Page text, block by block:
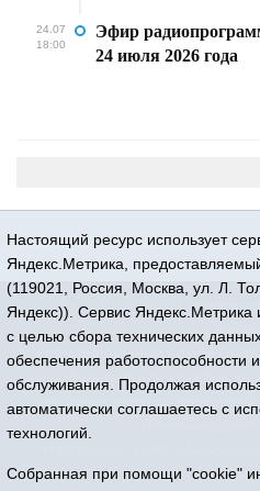
24.07
18:00
Эфир
24 июля 2026 года
16+ © 2015-2026 Сетевое
Регистрационный номер
Федеральной службой по
Настоящий ресурс использует
Яндекс.Метрика,
(119021, Россия, Москва, ул. Л.
Яндекс)). Сервис Яндекс.Метрика
с целью сбора технических
обеспечения работоспособности
обслуживания. Продолжая
автоматически соглашаетесь с
технологий.
Собранная при помощи "cookie"